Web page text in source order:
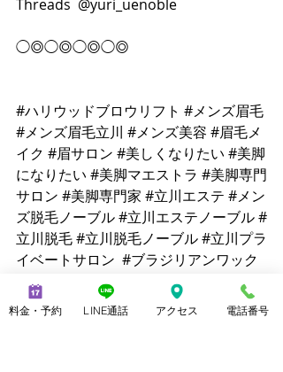
Threads  @yuri_uenoble
◯◎◯◎◯◎◯◎
#ハリウッドブロウリフト #メンズ眉毛
#メンズ眉毛立川 #メンズ美容 #眉毛メ
イク #眉サロン #美しくなりたい #美脚
になりたい #美脚マエストラ #美脚専門
サロン #美脚専門家 #立川エステ #メン
ズ脱毛ノーブル#立川エステノーブル#
立川脱毛#立川脱毛ノーブル#立川プラ
イベートサロン #ブラジリアンワック
ス#ブロウマスタートレーニング
#上野
由理#三本指歩行 @上野由理/美脚マエ
ストラ
料金・予約 LINE通話 アクセス 電話番号